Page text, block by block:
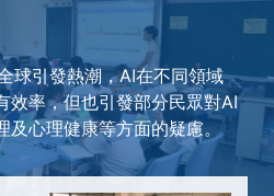
球引發熱潮，AI在不同領域
效率，但也引發部分民眾對AI
及心理健康等方面的疑慮。